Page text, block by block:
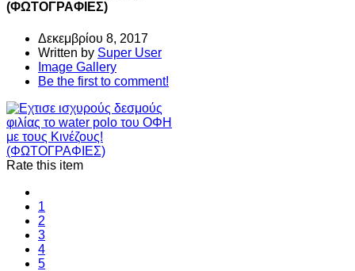
(ΦΩΤΟΓΡΑΦΙΕΣ)
Δεκεμβρίου 8, 2017
Written by Super User
Image Gallery
Be the first to comment!
Rate this item
1
2
3
4
5